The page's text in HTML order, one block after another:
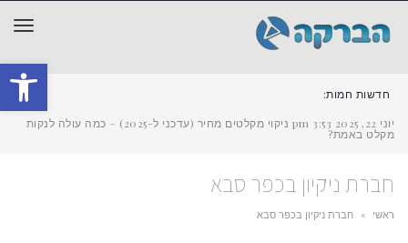
פתח
חדשות חמות:
יוני 22, 2025
3:53 pm ניקוי מקלטים מחיר (עדכני ל-2025) – כמה עולה לנקות
מקלט באמת?
חברת ניקיון בכפר סבא
ראשי » חברת ניקיון בכפר סבא